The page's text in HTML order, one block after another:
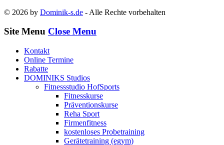
© 2026 by Dominik-s.de - Alle Rechte vorbehalten
Site Menu Close Menu
Kontakt
Online Termine
Rabatte
DOMINIKS Studios
Fitnessstudio HofSports
Fitnesskurse
Präventionskurse
Reha Sport
Firmenfitness
kostenloses Probetraining
Gerätetraining (egym)